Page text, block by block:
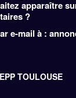
apparaître
?
e-mail à :
TOULOUSE